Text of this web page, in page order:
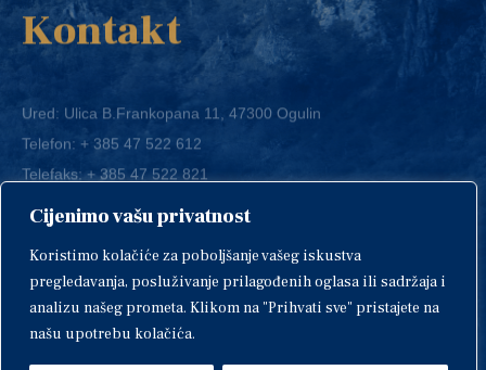
Cijenimo vašu privatnost
Koristimo kolačiće za poboljšanje vašeg iskustva
pregledavanja, posluživanje prilagođenih oglasa ili sadržaja i
analizu našeg prometa. Klikom na "Prihvati sve" pristajete na
našu upotrebu kolačića.
Ured: Ulica B.Frankopana 11, 47300 Ogulin
Telefon:+ 385 47 522 612
Telefaks:+ 385 47 522 821
E-mail:grad-ogulin@ogulin.hr